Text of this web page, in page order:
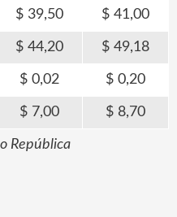
39,50 41,00
44,20 49,18
0,02 0,20
7,00 8,70
República